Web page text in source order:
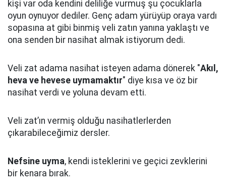
kişi var oda kendini deliliğe vurmuş şu çocuklarla
oyun oynuyor dediler. Genç adam yürüyüp oraya vardı
sopasına at gibi binmiş veli zatın yanına yaklaştı ve
ona senden bir nasihat almak istiyorum dedi.
Veli zat adama nasihat isteyen adama dönerek "Akıl,
heva ve hevese uymamaktır" diye kısa ve öz bir
nasihat verdi ve yoluna devam etti.
Veli zat’ın vermiş olduğu nasihatlerlerden
çıkarabileceğimiz dersler.
Nefsine uyma, kendi isteklerini ve geçici zevklerini
bir kenara bırak.